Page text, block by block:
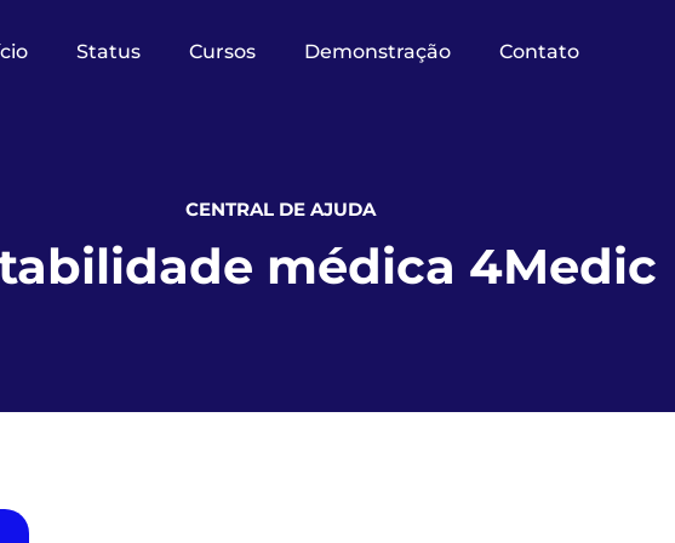
Status Cursos Demonstração Contato
CENTRAL DE AJUDA
médica 4Medic